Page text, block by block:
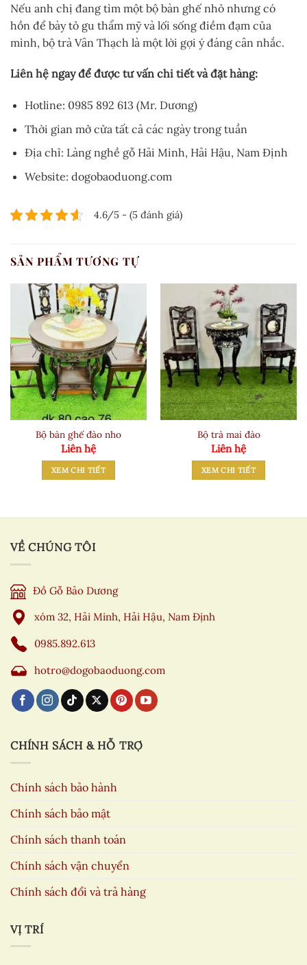
Nếu anh chị đang tìm một bộ bàn ghế nhỏ nhưng có
hồn để bày tỏ gu thẩm mỹ và lối sống điềm đạm của
mình, bộ trà Vân Thạch là một lời gợi ý đáng cân nhắc.
Liên hệ ngay để được tư vấn chi tiết và đặt hàng:
Hotline: 0985 892 613 (Mr. Dương)
Thời gian mở cửa tất cả các ngày trong tuần
Địa chỉ: Làng nghề gỗ Hải Minh, Hải Hậu, Nam Định
Website: dogobaoduong.com
4.6/5 - (5 đánh giá)
SẢN PHẨM TƯƠNG TỰ
Bộ bàn ghế đào nho
Liên hệ
XEM CHI TIẾT
Bộ trà mai đào
Liên hệ
XEM CHI TIẾT
VỀ CHÚNG TÔI
Đồ Gỗ Bảo Dương
xóm 32, Hải Minh, Hải Hậu, Nam Định
0985.892.613
hotro@dogobaoduong.com
CHÍNH SÁCH & HỖ TRỢ
Chính sách bảo hành
Chính sách bảo mật
Chính sách thanh toán
Chính sách vận chuyển
Chính sách đổi và trả hàng
VỊ TRÍ